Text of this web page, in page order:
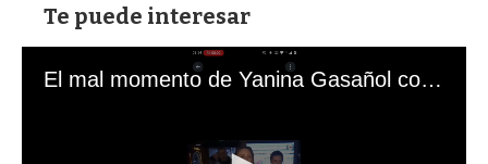
Te puede interesar
El mal momento de Yanina Gasañol con un hincha argentino en "Subrayado"